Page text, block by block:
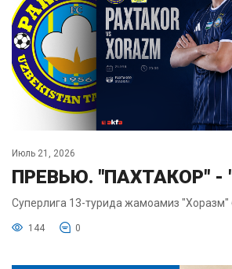
Июль 21, 2026
ПРЕВЬЮ. "ПАХТАКОР" -
Суперлига 13-турида жамоамиз "Хоразм"
144 0